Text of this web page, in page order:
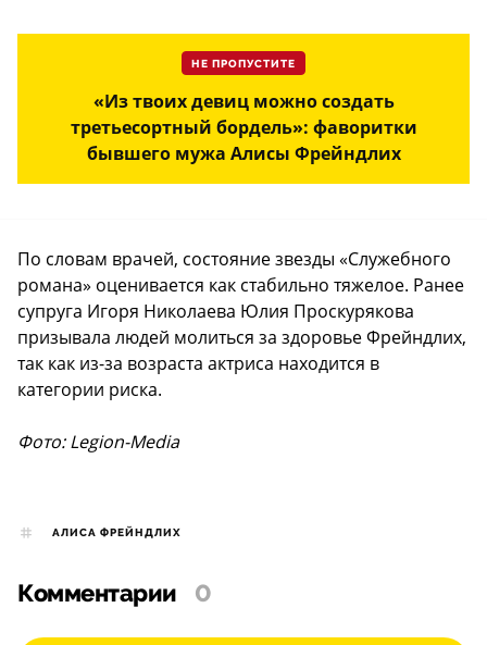
НЕ ПРОПУСТИТЕ
«Из твоих девиц можно создать
третьесортный бордель»: фаворитки
бывшего мужа Алисы Фрейндлих
По словам врачей, состояние звезды «Служебного
романа» оценивается как стабильно тяжелое. Ранее
супруга Игоря Николаева Юлия Проскурякова
призывала людей молиться за здоровье Фрейндлих,
так как из-за возраста актриса находится в
категории риска.
Фото: Legion-Media
АЛИСА ФРЕЙНДЛИХ
Комментарии 0